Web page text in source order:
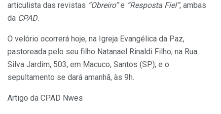
articulista das revistas “Obreiro”e “Resposta Fiel”, ambas
da CPAD.
O velório ocorrerá hoje, na Igreja Evangélica da Paz,
pastoreada pelo seu filho Natanael Rinaldi Filho, na Rua
Silva Jardim, 503, em Macuco, Santos (SP); e o
sepultamento se dará amanhã, às 9h.
Artigo da CPAD Nwes